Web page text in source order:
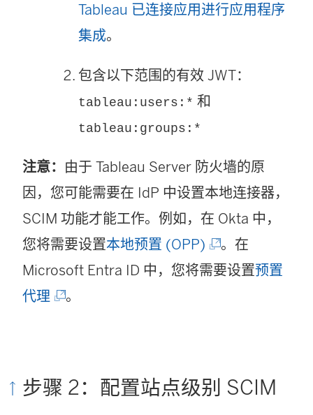
Tableau 已连接应用进行应用程序
集成。
包含以下范围的有效 JWT：
tableau:users:* 和
tableau:groups:*
注意： 由于 Tableau Server 防火墙的原
因，您可能需要在 IdP 中设置本地连接器，
SCIM 功能才能工作。例如，在 Okta 中，
您将需要设置本地预置 (OPP) (
链
口
。在
Microsoft Entra ID 中，您将需要设置预置
代理 (
新
。
步骤 2：配置站点级别 SCIM